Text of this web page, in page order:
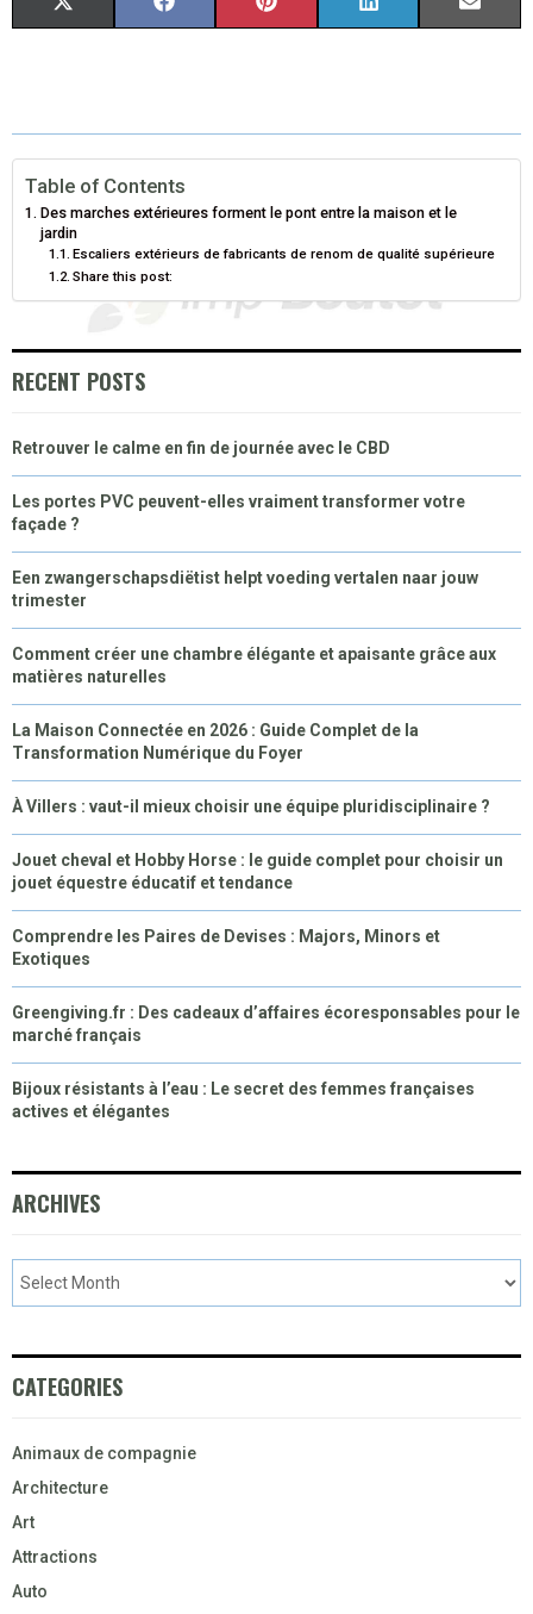
R
O
N
W
T
T
E
R
)
R
O
N
E
O
O
K
R
O
N
T
R
E
S
T
R
O
N
K
D
I
N
R
N
I
Table of Contents
Des marches extérieures forment le pont entre la maison et le
jardin
Escaliers extérieurs de fabricants de renom de qualité supérieure
Share this post:
RECENT POSTS
Retrouver le calme en fin de journée avec le CBD
Les portes PVC peuvent-elles vraiment transformer votre
façade ?
Een zwangerschapsdiëtist helpt voeding vertalen naar jouw
trimester
Comment créer une chambre élégante et apaisante grâce aux
matières naturelles
La Maison Connectée en 2026 : Guide Complet de la
Transformation Numérique du Foyer
À Villers : vaut-il mieux choisir une équipe pluridisciplinaire ?
Jouet cheval et Hobby Horse : le guide complet pour choisir un
jouet équestre éducatif et tendance
Comprendre les Paires de Devises : Majors, Minors et
Exotiques
Greengiving.fr : Des cadeaux d’affaires écoresponsables pour le
marché français
Bijoux résistants à l’eau : Le secret des femmes françaises
actives et élégantes
ARCHIVES
CATEGORIES
Animaux de compagnie
Architecture
Art
Attractions
Auto